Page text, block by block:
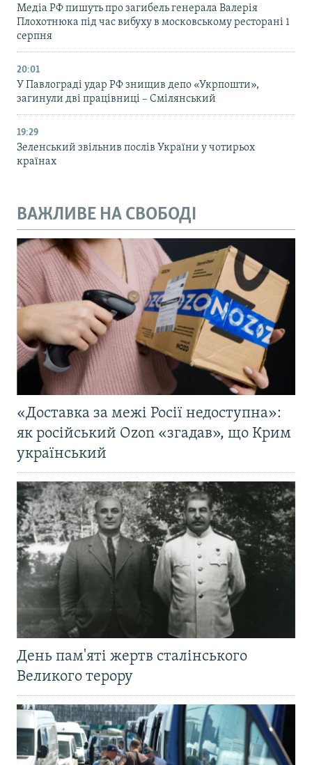
Медіа РФ пишуть про загибель генерала Валерія
Плохотнюка під час вибуху в московському ресторані 1
серпня
20:01
У Павлограді удар РФ знищив депо «Укрпошти»,
загинули дві працівниці – Смілянський
19:29
Зеленський звільнив послів України у чотирьох
країнах
ВАЖЛИВЕ НА СВОБОДІ
«Доставка за межі Росії недоступна»:
як російський Ozon «згадав», що Крим
український
День пам'яті жертв сталінського
Великого терору